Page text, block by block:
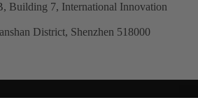
Building 7, International Innovation
District, Shenzhen 518000